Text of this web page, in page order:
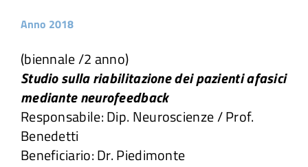
Anno 2018
(biennale /2 anno)
Studio sulla riabilitazione dei pazienti afasici
mediante neurofeedback
Responsabile: Dip. Neuroscienze / Prof.
Benedetti
Beneficiario: Dr. Piedimonte